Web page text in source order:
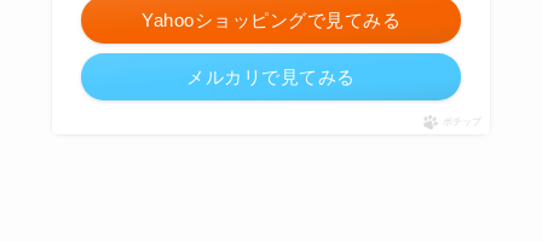
Yahooショッピングで見てみる
メルカリで見てみる
ポチップ